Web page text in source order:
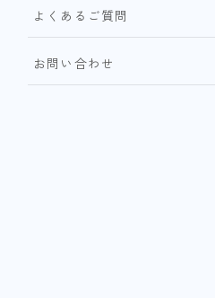
よくあるご質問
お問い合わせ